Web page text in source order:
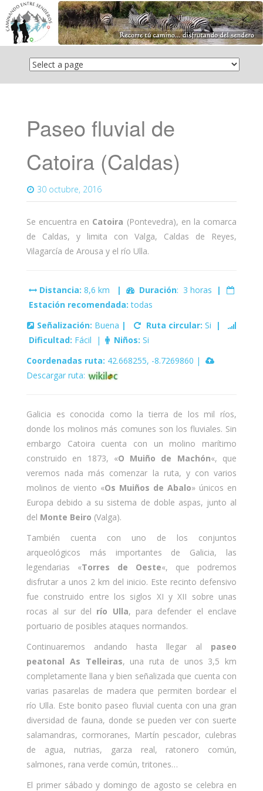
Saltar
contenido
Paseo fluvial de
Catoira (Caldas)
30 octubre, 2016
Se encuentra en Catoira (Pontevedra), en la comarca
de Caldas, y limita con Valga, Caldas de Reyes,
Vilagarcía de Arousa y el río Ulla.
Distancia: 8,6 km | Duración: 3 horas
|
Estación recomendada: todas
Señalización: Buena | Ruta circular: Si
|
Dificultad: Fácil | Niños: Si
Coordenadas ruta: 42.668255, -8.7269860 |
Descargar ruta:
Galicia es conocida como la tierra de los mil ríos,
donde los molinos más comunes son los fluviales. Sin
embargo Catoira cuenta con un molino marítimo
construido en 1873, «O Muiño de Machón«, que
veremos nada más comenzar la ruta, y con varios
molinos de viento «Os Muiños de Abalo» únicos en
Europa debido a su sistema de doble aspas, junto al
del Monte Beiro (Valga).
También cuenta con uno de los conjuntos
arqueológicos más importantes de Galicia, las
legendarias «Torres de Oeste«, que podremos
disfrutar a unos 2 km del inicio. Este recinto defensivo
fue construido entre los siglos XI y XII sobre unas
rocas al sur del río Ulla, para defender el enclave
portuario de posibles ataques normandos.
Continuaremos andando hasta llegar al paseo
peatonal As Telleiras, una ruta de unos 3,5 km
completamente llana y bien señalizada que cuenta con
varias pasarelas de madera que permiten bordear el
río Ulla. Este bonito paseo fluvial cuenta con una gran
diversidad de fauna, donde se pueden ver con suerte
salamandras, cormoranes, Martín pescador, culebras
de agua, nutrias, garza real, ratonero común,
salmones, rana verde común, tritones…
El primer sábado y domingo de agosto se celebra en